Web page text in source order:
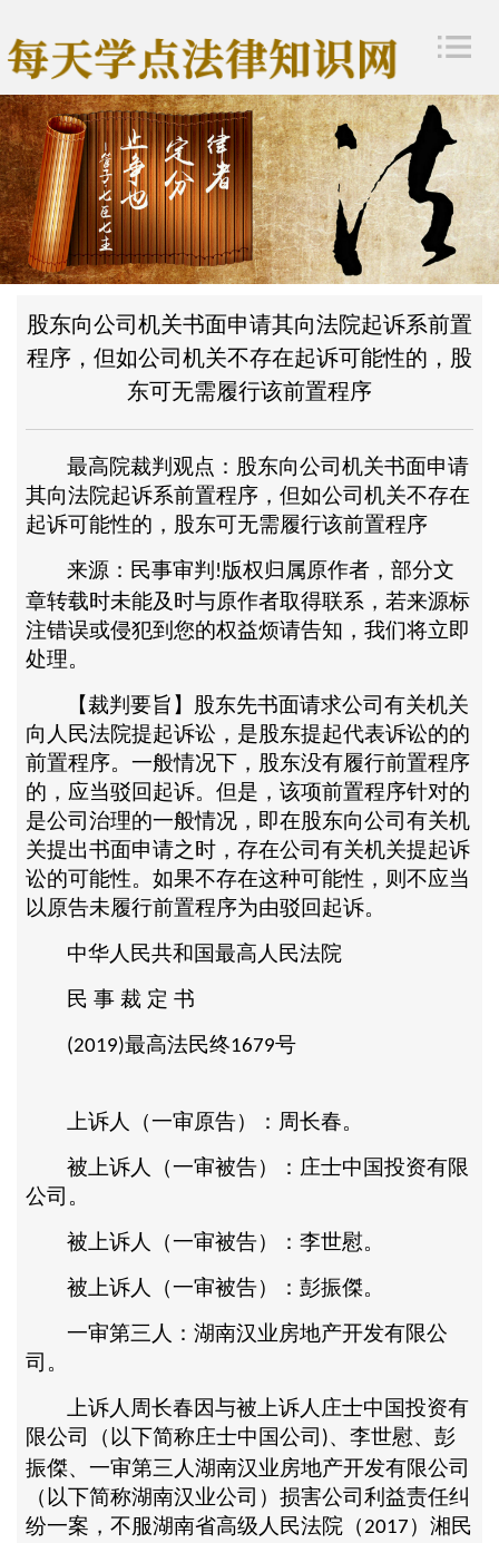
股东向公司机关书面申请其向法院起诉系前置
程序，但如公司机关不存在起诉可能性的，股
东可无需履行该前置程序
最高院裁判观点：股东向公司机关书面申请
其向法院起诉系前置程序，但如公司机关不存在
起诉可能性的，股东可无需履行该前置程序
来源：民事审判 !版权归属原作者，部分文
章转载时未能及时与原作者取得联系，若来源标
注错误或侵犯到您的权益烦请告知，我们将立即
处理。
【裁判要旨】股东先书面请求公司有关机关
向人民法院提起诉讼，是股东提起代表诉讼的的
前置程序。一般情况下，股东没有履行前置程序
的，应当驳回起诉。但是，该项前置程序针对的
是公司治理的一般情况，即在股东向公司有关机
关提出书面申请之时，存在公司有关机关提起诉
讼的可能性。如果不存在这种可能性，则不应当
以原告未履行前置程序为由驳回起诉。
中华人民共和国最高人民法院
民 事 裁 定 书
(2019)最高法民终1679号
上诉人（一审原告）：周长春。
被上诉人（一审被告）：庄士中国投资有限
公司。
被上诉人（一审被告）：李世慰。
被上诉人（一审被告）：彭振傑。
一审第三人：湖南汉业房地产开发有限公
司。
上诉人周长春因与被上诉人庄士中国投资有
限公司（以下简称庄士中国公司 )、李世慰、彭
振傑、一审第三人湖南汉业房地产开发有限公司
（以下简称湖南汉业公司）损害公司利益责任纠
纷一案，不服湖南省高级人民法院（2017 ）湘民